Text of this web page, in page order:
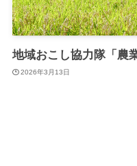
地域おこし協力隊「農
2026年3月13日